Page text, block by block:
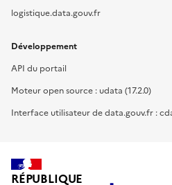
logistique.data.gouv.fr
Développement
API du portail
Moteur open source : udata (17.2.0)
Interface utilisateur de data.gouv.fr :
RÉPUBLIQUE